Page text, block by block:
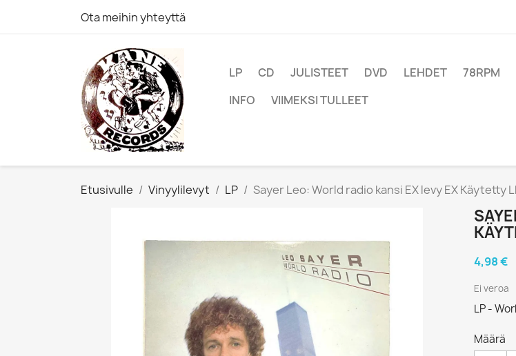
Ota meihin yhteyttä
LP CD JULISTEET DVD LEHDET 78RPM
INFO
VIIMEKSI TULLEET
Etusivulle Vinyylilevyt LP Sayer Leo: World radio kansi EX levy EX Käytetty
4,98 €
Ei veroa
LP -
Määrä